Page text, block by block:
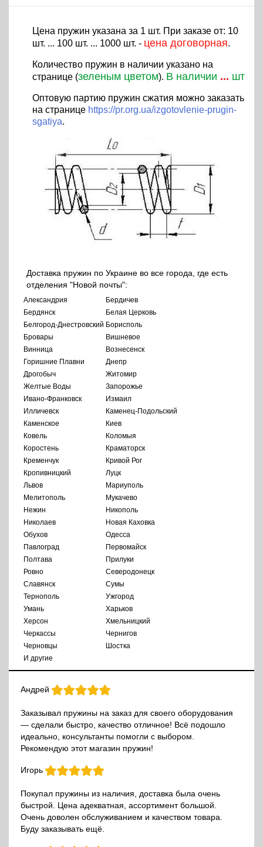
Цена пружин указана за 1 шт. При заказе от: 10
шт. ... 100 шт. ... 1000 шт. - цена договорная.
Количество пружин в наличии указано на
странице (зеленым цветом). В наличии ... шт
Оптовую партию пружин сжатия можно заказать
на странице https://pr.org.ua/izgotovlenie-prugin-
sgatiya.
Доставка пружин по Украине во все города, где есть
отделения "Новой почты":
Александрия
Бердичев
Бердянск
Белая Церковь
Белгород-Днестровский Борисполь
Бровары
Вишневое
Винница
Вознесенск
Горишние Плавни
Днепр
Дрогобыч
Житомир
Желтые Воды
Запорожье
Ивано-Франковск
Измаил
Илличевск
Каменец-Подольский
Каменское
Киев
Ковель
Коломыя
Коростень
Краматорск
Кременчук
Кривой Рог
Кропивницкий
Луцк
Львов
Мариуполь
Мелитополь
Мукачево
Нежин
Никополь
Николаев
Новая Каховка
Обухов
Одесса
Павлоград
Первомайск
Полтава
Прилуки
Ровно
Северодонецк
Славянск
Сумы
Тернополь
Ужгород
Умань
Харьков
Херсон
Хмельницкий
Черкассы
Чернигов
Черновцы
Шостка
И другие
Андрей
Заказывал пружины на заказ для своего оборудования
— сделали быстро, качество отличное! Всё подошло
идеально, консультанты помогли с выбором.
Рекомендую этот магазин пружин!
Игорь
Покупал пружины из наличия, доставка была очень
быстрой. Цена адекватная, ассортимент большой.
Очень доволен обслуживанием и качеством товара.
Буду заказывать ещё.